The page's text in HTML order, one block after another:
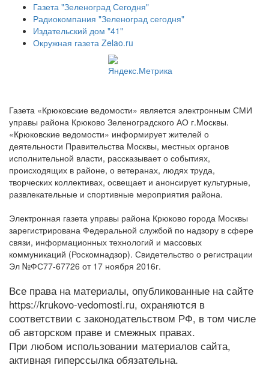
Газета "Зеленоград Сегодня"
Радиокомпания "Зеленоград сегодня"
Издательский дом "41"
Окружная газета Zelao.ru
Газета «Крюковские ведомости» является электронным СМИ
управы района Крюково Зеленоградского АО г.Москвы.
«Крюковские ведомости» информирует жителей о
деятельности Правительства Москвы, местных органов
исполнительной власти, рассказывает о событиях,
происходящих в районе, о ветеранах, людях труда,
творческих коллективах, освещает и анонсирует культурные,
развлекательные и спортивные мероприятия района.
Электронная газета управы района Крюково города Москвы
зарегистрирована Федеральной службой по надзору в сфере
связи, информационных технологий и массовых
коммуникаций (Роскомнадзор). Свидетельство о регистрации
Эл №ФС77-67726 от 17 ноября 2016г.
Все права на материалы, опубликованные на сайте
https://krukovo-vedomosti.ru, охраняются в
соответствии с законодательством РФ, в том числе
об авторском праве и смежных правах.
При любом использовании материалов сайта,
активная гиперссылка обязательна.